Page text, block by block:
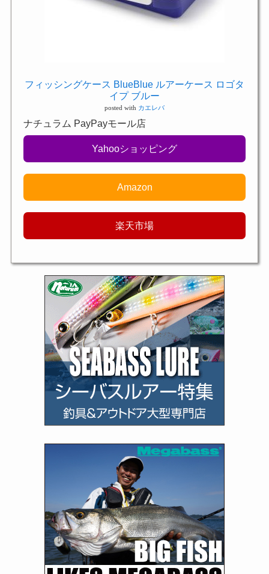
フィッシングケース BlueBlue ルアーケース ロゴタ
イプ ブルー
posted with カエレバ
ナチュラム PayPayモール店
Yahooショッピング
Amazon
楽天市場